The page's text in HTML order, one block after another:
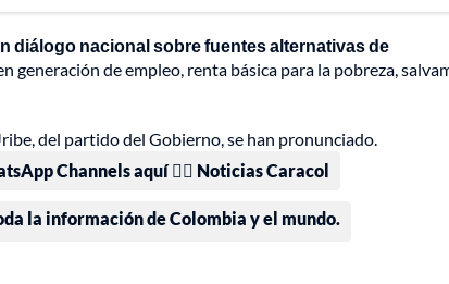
diálogo nacional sobre fuentes alternativas de
generación de empleo, renta básica para la pobreza,
del partido del Gobierno, se han pronunciado.
Channels aquí 👉🏻 Noticias Caracol
la información de Colombia y el mundo.